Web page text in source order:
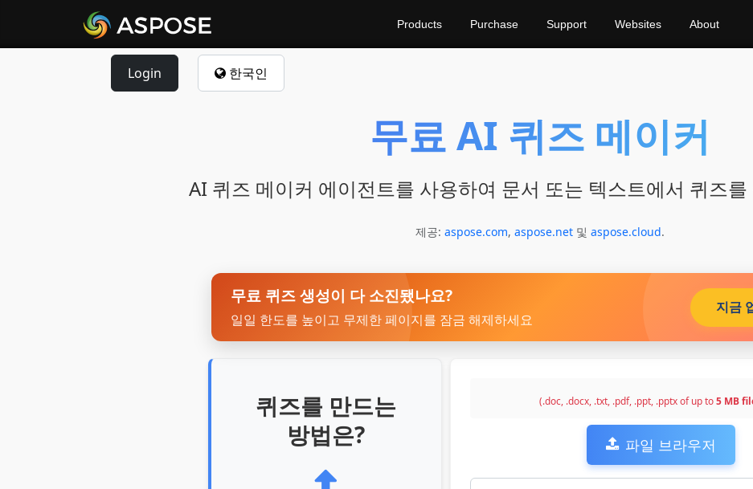
Products Purchase Support Websites About
Login 한국인
무료 AI 퀴즈 메이커
AI 퀴즈 메이커 에이전트를 사용하여 문서 또는 텍스트에서 퀴즈
제공: aspose.com, aspose.net 및 aspose.cloud.
무료 퀴즈 생성이 다 소진됐나요?
일일 한도를 높이고 무제한 페이지를 잠금 해제하세요
지금
퀴즈를 만드는
방법은?
(.doc, .docx, .txt, .pdf, .ppt, .pptx of up to5 MB
파일 브라우저